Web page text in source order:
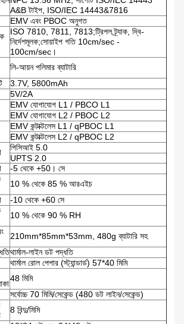
A&B টাইপ, ISO/IEC 14443&7816
EMV এবং PBOC অনুগত
ISO 7810, 7811, 7813;ট্রিপল ট্র্যাক, দ্বি-
নির্দেশমূলক;সোয়াইপ গতি 10cm/sec -
100cm/sec।
লি-আয়ন পলিমার ব্যাটারি
3.7V, 5800mAh
5V/2A
EMV যোগাযোগ L1 / PBCO L1
EMV যোগাযোগ L2 / PBOC L2
EMV কন্টাক্টলেস L1 / qPBOC L1
EMV কন্টাক্টলেস L2 / qPBOC L2
পিসিআই 5.0
UPTS 2.0
-5 থেকে +50। সে
10 % থেকে 85 % আরএইচ
-10 থেকে +60 সে
10 % থেকে 90 % RH
210mm*85mm*53mm, 480g ব্যাটারি সহ
থার্মাল-লাইন ডট পদ্ধতি
থার্মাল রোল পেপার (স্ট্যান্ডার্ড) 57*40 মিমি
48 মিমি
সর্বোচ্চ 70 মিমি/সেকেন্ড (480 ডট লাইন/সেকেন্ড)
8 বিন্দু/মিমি